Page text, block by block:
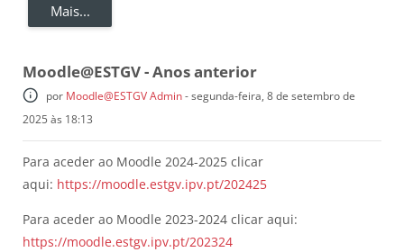
Mais...
Moodle@ESTGV - Anos anterior
por Moodle@ESTGV Admin-segunda-feira, 8 de setembro de
2025 às 18:13
Para aceder ao Moodle 2024-2025 clicar
aqui: https://moodle.estgv.ipv.pt/202425
Para aceder ao Moodle 2023-2024 clicar aqui:
https://moodle.estgv.ipv.pt/202324